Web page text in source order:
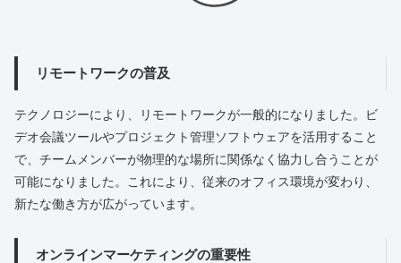
リモートワークの普及
テクノロジーにより、リモートワークが一般的になりました。ビ
デオ会議ツールやプロジェクト管理ソフトウェアを活用すること
で、チームメンバーが物理的な場所に関係なく協力し合うことが
可能になりました。これにより、従来のオフィス環境が変わり、
新たな働き方が広がっています。
オンラインマーケティングの重要性